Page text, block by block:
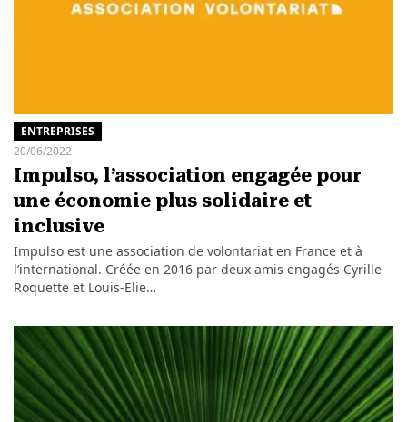
ENTREPRISES
20/06/2022
Impulso, l’association engagée pour
une économie plus solidaire et
inclusive
Impulso est une association de volontariat en France et à
l’international. Créée en 2016 par deux amis engagés Cyrille
Roquette et Louis-Elie…